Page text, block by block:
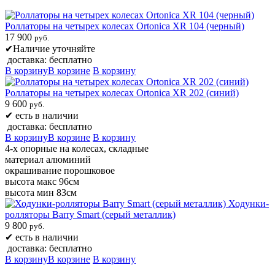
Роллаторы на четырех колесах Ortonica XR 104 (черный)
17 900 руб.
✔Наличие уточняйте
доставка: бесплатно
В корзинуВ корзине В корзину
Роллаторы на четырех колесах Ortonica XR 202 (синий)
9 600 руб.
✔ есть в наличии
доставка: бесплатно
В корзинуВ корзине В корзину
4-х опорные на колесах, складные
материал алюминий
окрашивание порошковое
высота макс 96см
высота мин 83см
Ходунки-
ролляторы Barry Smart (серый металлик)
9 800 руб.
✔ есть в наличии
доставка: бесплатно
В корзинуВ корзине В корзину